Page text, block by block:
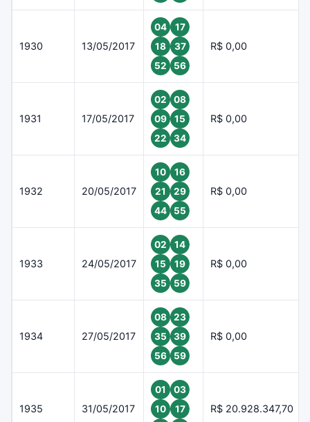
1930 13/05/2017
04
17
18
37
52
56
R$ 0,00
1931 17/05/2017
02
08
09
15
22
34
R$ 0,00
1932 20/05/2017
10
16
21
29
44
55
R$ 0,00
1933 24/05/2017
02
14
15
19
35
59
R$ 0,00
1934 27/05/2017
08
23
35
39
56
59
R$ 0,00
1935 31/05/2017
01
03
10
17
R$ 20.928.347,70